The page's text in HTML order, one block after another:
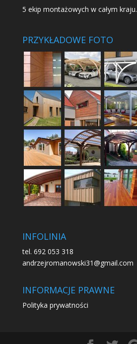
5 ekip montażowych w całym kraju.
PRZYKŁADOWE FOTO
INFOLINIA
tel. 692 053 318
andrzejromanowski31@gmail.com
INFORMACJE PRAWNE
Polityka prywatności